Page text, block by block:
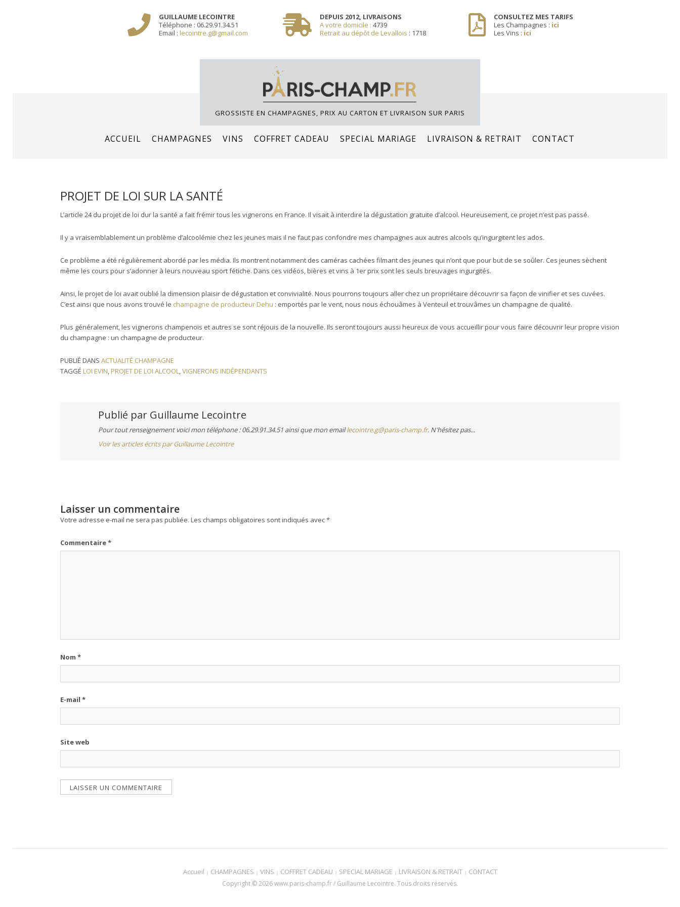
GUILLAUME LECOINTRE
Téléphone : 06.29.91.34.51
Email : lecointre.g@gmail.com
DEPUIS 2012, LIVRAISONS
A votre domicile : 4739
Retrait au dépôt de Levallois : 1718
CONSULTEZ MES TARIFS
Les Champagnes : ici
Les Vins : ici
/** AJOUT D'UN BLOC HEADER (FIN) - WEB-BOUSSOLE **/
GROSSISTE EN CHAMPAGNES, PRIX AU CARTON ET LIVRAISON SUR PARIS
ACCUEIL CHAMPAGNES VINS COFFRET CADEAU SPECIAL MARIAGE LIVRAISON & RETRAIT CONTACT
PROJET DE LOI SUR LA SANTÉ
L’article 24 du projet de loi dur la santé a fait frémir tous les vignerons en France. Il visait à interdire la dégustation gratuite d’alcool. Heureusement, ce projet n’est pas passé.
Il y a vraisemblablement un problème d’alcoolémie chez les jeunes mais il ne faut pas confondre mes champagnes aux autres alcools qu’ingurgitent les ados.
Ce problème a été régulièrement abordé par les média. Ils montrent notamment des caméras cachées filmant des jeunes qui n’ont que pour but de se soûler. Ces jeunes sèchent
même les cours pour s’adonner à leurs nouveau sport fétiche. Dans ces vidéos, bières et vins à 1er prix sont les seuls breuvages ingurgités.
Ainsi, le projet de loi avait oublié la dimension plaisir de dégustation et convivialité. Nous pourrons toujours aller chez un propriétaire découvrir sa façon de vinifier et ses cuvées.
C’est ainsi que nous avons trouvé le champagne de producteur Dehu : emportés par le vent, nous nous échouâmes à Venteuil et trouvâmes un champagne de qualité.
Plus généralement, les vignerons champenois et autres se sont réjouis de la nouvelle. Ils seront toujours aussi heureux de vous accueillir pour vous faire découvrir leur propre vision
du champagne : un champagne de producteur.
PUBLIÉ DANS ACTUALITÉ CHAMPAGNE
TAGGÉ LOI EVIN, PROJET DE LOI ALCOOL,VIGNERONS INDÉPENDANTS
Publié par Guillaume Lecointre
Pour tout renseignement voici mon téléphone : 06.29.91.34.51 ainsi que mon emaillecointre.g@paris-champ.fr. N'hésitez pas...
Voir les articles écrits par Guillaume Lecointre
Laisser un commentaire
Votre adresse e-mail ne sera pas publiée. Les champs obligatoires sont indiqués avec*
Commentaire*
Nom *
E-mail *
Site web
Accueil CHAMPAGNES VINS COFFRET CADEAU SPECIAL MARIAGE LIVRAISON & RETRAIT CONTACT
Copyright © 2026 www.paris-champ.fr / Guillaume Lecointre. Tous droits réservés.